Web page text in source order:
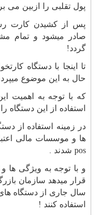
پول تقلبی را ازبین می
پس از کشیدن کارت
صادر میشود و تمام
گردد!
تا اینجا با دستگاه
حال به این موضوع
که با توجه به اهمیت
استفاده از این
در زمینه استفاده از
ها و موسسات مالی
pos شدند .
و با توجه به ویژگی ها
قرار میدهد سازمان
سال جاری از دستگاه
استفاده کنند !